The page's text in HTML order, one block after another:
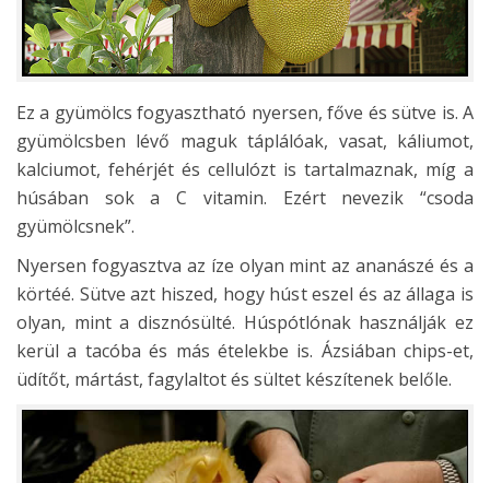
Ez a gyümölcs fogyasztható nyersen, főve és sütve is. A
gyümölcsben lévő maguk táplálóak, vasat, káliumot,
kalciumot, fehérjét és cellulózt is tartalmaznak, míg a
húsában sok a C vitamin. Ezért nevezik “csoda
gyümölcsnek”.
Nyersen fogyasztva az íze olyan mint az ananászé és a
körtéé. Sütve azt hiszed, hogy húst eszel és az állaga is
olyan, mint a disznósülté. Húspótlónak használják ez
kerül a tacóba és más ételekbe is. Ázsiában chips-et,
üdítőt, mártást, fagylaltot és sültet készítenek belőle.